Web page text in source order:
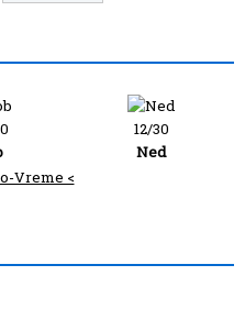
12/30
Ned
Vreme <